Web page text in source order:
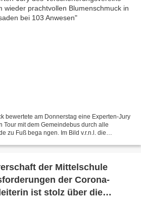
bewertete am Donnerstag eine Experten-Jury
Tour mit dem Gemeindebus durch alle
zu Fuß bega ngen. Im Bild v.r.n.l. die
der Mittelschule
der Corona-
ist stolz über die